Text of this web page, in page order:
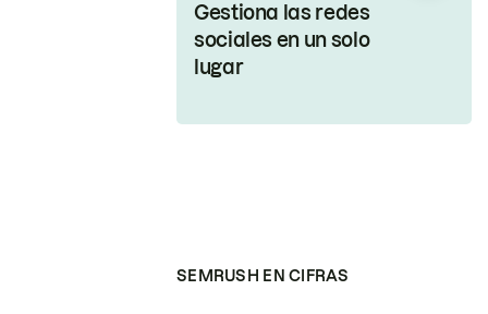
Gestiona las redes
sociales en un solo
lugar
SEMRUSH EN CIFRAS